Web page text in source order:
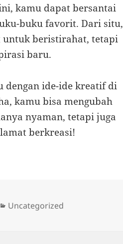
kamu dapat bersantai
buku favorit. Dari situ,
untuk beristirahat, tetapi
baru.
dengan ide-ide kreatif di
kamu bisa mengubah
nyaman, tetapi juga
berkreasi!
Categories
Uncategorized